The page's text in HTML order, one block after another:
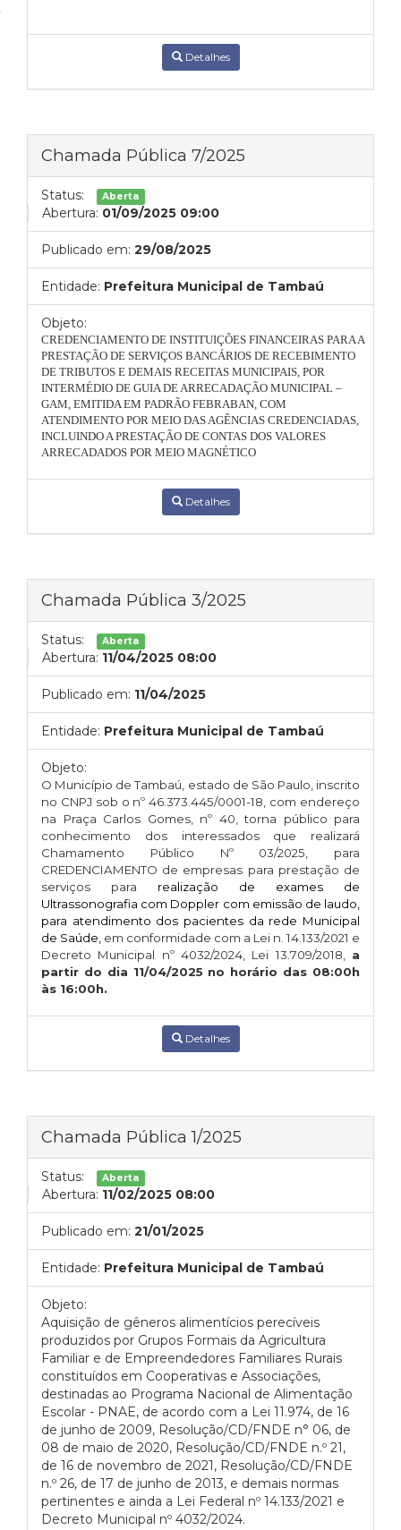
Detalhes
Chamada Pública 7/2025
Status: Aberta
Abertura: 01/09/2025 09:00
Publicado em: 29/08/2025
Entidade: Prefeitura Municipal de Tambaú
Objeto:
CREDENCIAMENTO DE INSTITUIÇÕES FINANCEIRAS PARA A
PRESTAÇÃO DE SERVIÇOS BANCÁRIOS DE RECEBIMENTO
DE TRIBUTOS E DEMAIS RECEITAS MUNICIPAIS, POR
INTERMÉDIO DE GUIA DE ARRECADAÇÃO MUNICIPAL –
GAM, EMITIDA EM PADRÃO FEBRABAN, COM
ATENDIMENTO POR MEIO DAS AGÊNCIAS CREDENCIADAS,
INCLUINDO A PRESTAÇÃO DE CONTAS DOS VALORES
ARRECADADOS POR MEIO MAGNÉTICO
Detalhes
Chamada Pública 3/2025
Status: Aberta
Abertura: 11/04/2025 08:00
Publicado em: 11/04/2025
Entidade: Prefeitura Municipal de Tambaú
Objeto:
O Município de Tambaú, estado de São Paulo, inscrito
no CNPJ sob o nº 46.373.445/0001-18, com endereço
na Praça Carlos Gomes, nº 40, torna público para
conhecimento dos interessados que realizará
Chamamento Público Nº 03/2025, para
CREDENCIAMENTO de empresas para prestação de
serviços para realização de exames de
Ultrassonografia com Doppler com emissão de laudo,
para atendimento dos pacientes da rede Municipal
de Saúde, em conformidade com a Lei n. 14.133/2021 e
Decreto Municipal nº 4032/2024, Lei 13.709/2018, a
partir do dia 11/04/2025 no horário das 08:00h
às 16:00h.
Detalhes
Chamada Pública 1/2025
Status: Aberta
Abertura: 11/02/2025 08:00
Publicado em: 21/01/2025
Entidade: Prefeitura Municipal de Tambaú
Objeto:
Aquisição de gêneros alimentícios perecíveis
produzidos por Grupos Formais da Agricultura
Familiar e de Empreendedores Familiares Rurais
constituídos em Cooperativas e Associações,
destinadas ao Programa Nacional de Alimentação
Escolar - PNAE, de acordo com a Lei 11.974, de 16
de junho de 2009, Resolução/CD/FNDE n° 06, de
08 de maio de 2020, Resolução/CD/FNDE n.º 21,
de 16 de novembro de 2021, Resolução/CD/FNDE
n.º 26, de 17 de junho de 2013, e demais normas
pertinentes e ainda a Lei Federal nº 14.133/2021 e
Decreto Municipal nº 4032/2024.